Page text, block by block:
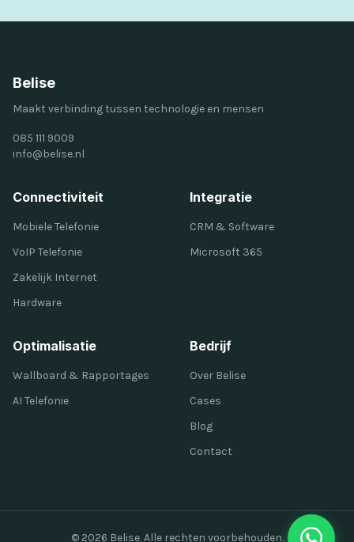
Belise
Maakt verbinding tussen technologie en mensen
085 111 9009
info@belise.nl
Connectiviteit
Mobiele Telefonie
VoIP Telefonie
Zakelijk Internet
Hardware
Integratie
CRM & Software
Microsoft 365
Optimalisatie
Wallboard & Rapportages
AI Telefonie
Bedrijf
Over Belise
Cases
Blog
Contact
© 2026 Belise. Alle rechten voorbehouden.